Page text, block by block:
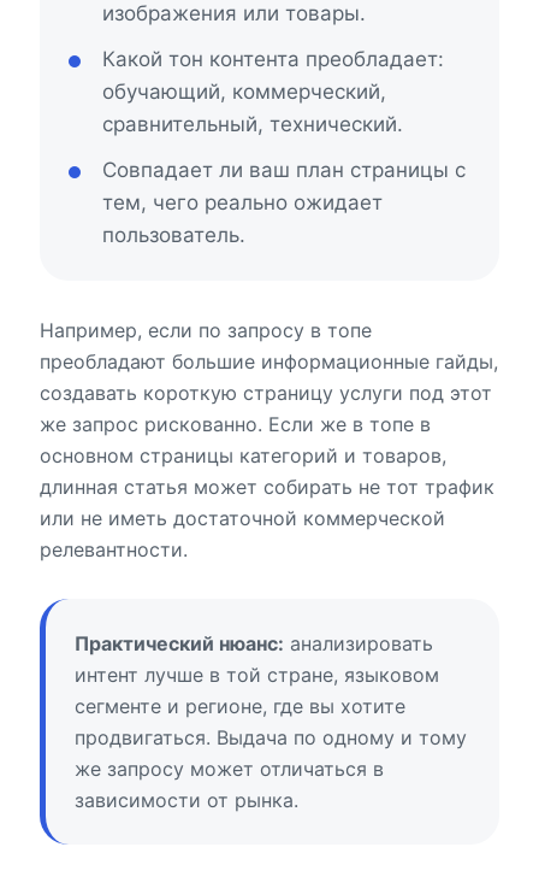
изображения или товары.
Какой тон контента преобладает:
обучающий, коммерческий,
сравнительный, технический.
Совпадает ли ваш план страницы с
тем, чего реально ожидает
пользователь.
Например, если по запросу в топе
преобладают большие информационные гайды,
создавать короткую страницу услуги под этот
же запрос рискованно. Если же в топе в
основном страницы категорий и товаров,
длинная статья может собирать не тот трафик
или не иметь достаточной коммерческой
релевантности.
Практический нюанс: анализировать
интент лучше в той стране, языковом
сегменте и регионе, где вы хотите
продвигаться. Выдача по одному и тому
же запросу может отличаться в
зависимости от рынка.